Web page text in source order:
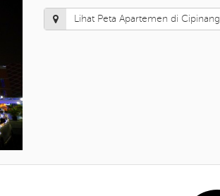
Lihat Peta Apartemen di Cipinang